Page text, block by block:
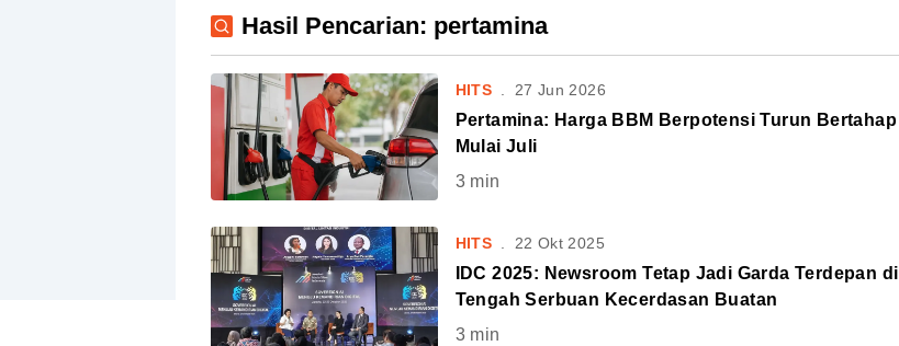
Hasil Pencarian: pertamina
HITS 27 Jun 2026
Pertamina: Harga BBM Berpotensi Turun Bertahap
Mulai Juli
3min
HITS . 22 Okt 2025
IDC 2025: Newsroom Tetap Jadi Garda Terdepan di
Tengah Serbuan Kecerdasan Buatan
3min